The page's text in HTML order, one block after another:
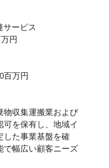
サービス
円
百万円
物収集運搬業および
可を保有し、地域イ
した事業基盤を確
で幅広い顧客ニーズ